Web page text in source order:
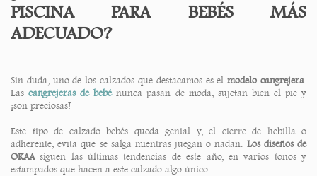
PISCINA PARA BEBÉS MÁS
ADECUADO?
Sin duda, uno de los calzados que destacamos es el modelo cangrejera
Lascangrejeras de bebénunca pasan de moda, sujetan bien el pie y
¡son preciosas!
Este tipo de calzado bebés queda genial y, el cierre de hebilla o
adherente, evita que se salga mientras juegan o nadan. Los diseños de
OKAAsiguen las últimas tendencias de este año, en varios tonos y
estampados que hacen a este calzado algo único.